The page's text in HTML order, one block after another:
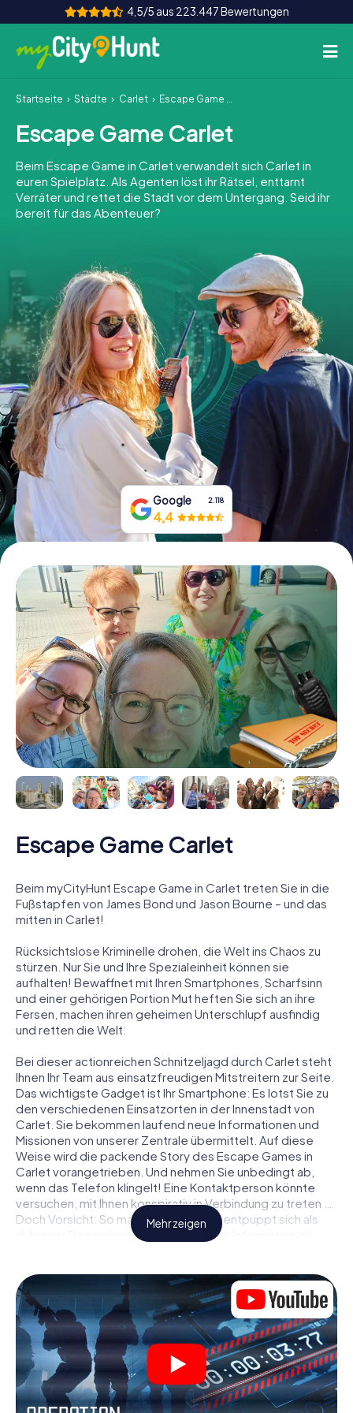
4,5/5 aus 223.447 Bewertungen
So funktioniert's
Städte
Touren
Teamevent
INT AT CH
DE
ES
FR UK
IE
IT
NL
Tickets buchen
Gutscheine bestellen
Startseite Städte Carlet Escape Game Carlet
Escape Game Carlet
Beim Escape Game in Carlet verwandelt sich Carlet in
euren Spielplatz. Als Agenten löst ihr Rätsel, enttarnt
Verräter und rettet die Stadt vor dem Untergang. Seid ihr
bereit für das Abenteuer?
Google 2.118
4,4
Escape Game Carlet
Beim myCityHunt Escape Game in Carlet treten Sie in die
Fußstapfen von James Bond und Jason Bourne – und das
mitten in Carlet!
Rücksichtslose Kriminelle drohen, die Welt ins Chaos zu
stürzen. Nur Sie und Ihre Spezialeinheit können sie
aufhalten! Bewaffnet mit Ihren Smartphones, Scharfsinn
und einer gehörigen Portion Mut heften Sie sich an ihre
Fersen, machen ihren geheimen Unterschlupf ausfindig
und retten die Welt.
Bei dieser actionreichen Schnitzeljagd durch Carlet steht
Ihnen Ihr Team aus einsatzfreudigen Mitstreitern zur Seite.
Das wichtigste Gadget ist Ihr Smartphone: Es lotst Sie zu
den verschiedenen Einsatzorten in der Innenstadt von
Carlet. Sie bekommen laufend neue Informationen und
Missionen von unserer Zentrale übermittelt. Auf diese
Weise wird die packende Story des Escape Games in
Carlet vorangetrieben. Und nehmen Sie unbedingt ab,
wenn das Telefon klingelt! Eine Kontaktperson könnte
versuchen, mit Ihnen konspirativ in Verbindung zu treten …
Doch Vorsicht: So mancher Informant entpuppt sich als
dubioser Doppelagent und so manche Information als
Sie niemandem!
Anders als in einem klassischen Escape Room in Carlet
sind Sie also nicht in ein Zimmer eingesperrt, aus dem Sie
sich in einem vorgegebenen Zeitfenster befreien
müssen. Diese Smartphone Schnitzeljagd erklärt ganz
Carlet zu Ihrem persönlichen Spielfeld! Die technische
Voraussetzung für Ihr Agentenabenteuer in Carlet: Ein
Smartphone mit Zugang ins mobile Internet. Per Klick
Mehr zeigen